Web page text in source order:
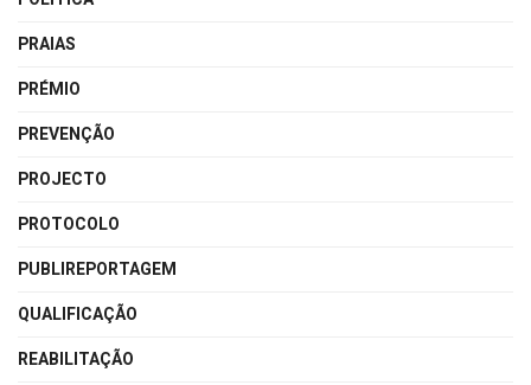
PRAIAS
PRÉMIO
PREVENÇÃO
PROJECTO
PROTOCOLO
PUBLIREPORTAGEM
QUALIFICAÇÃO
REABILITAÇÃO